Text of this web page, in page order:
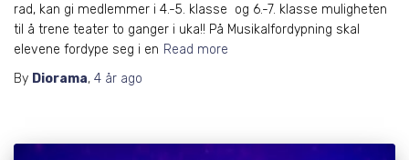
rad, kan gi medlemmer i 4.-5. klasse og 6.-7. klasse muligheten
til å trene teater to ganger i uka!! På Musikalfordypning skal
elevene fordype seg i en Read more
By Diorama, 4 år ago